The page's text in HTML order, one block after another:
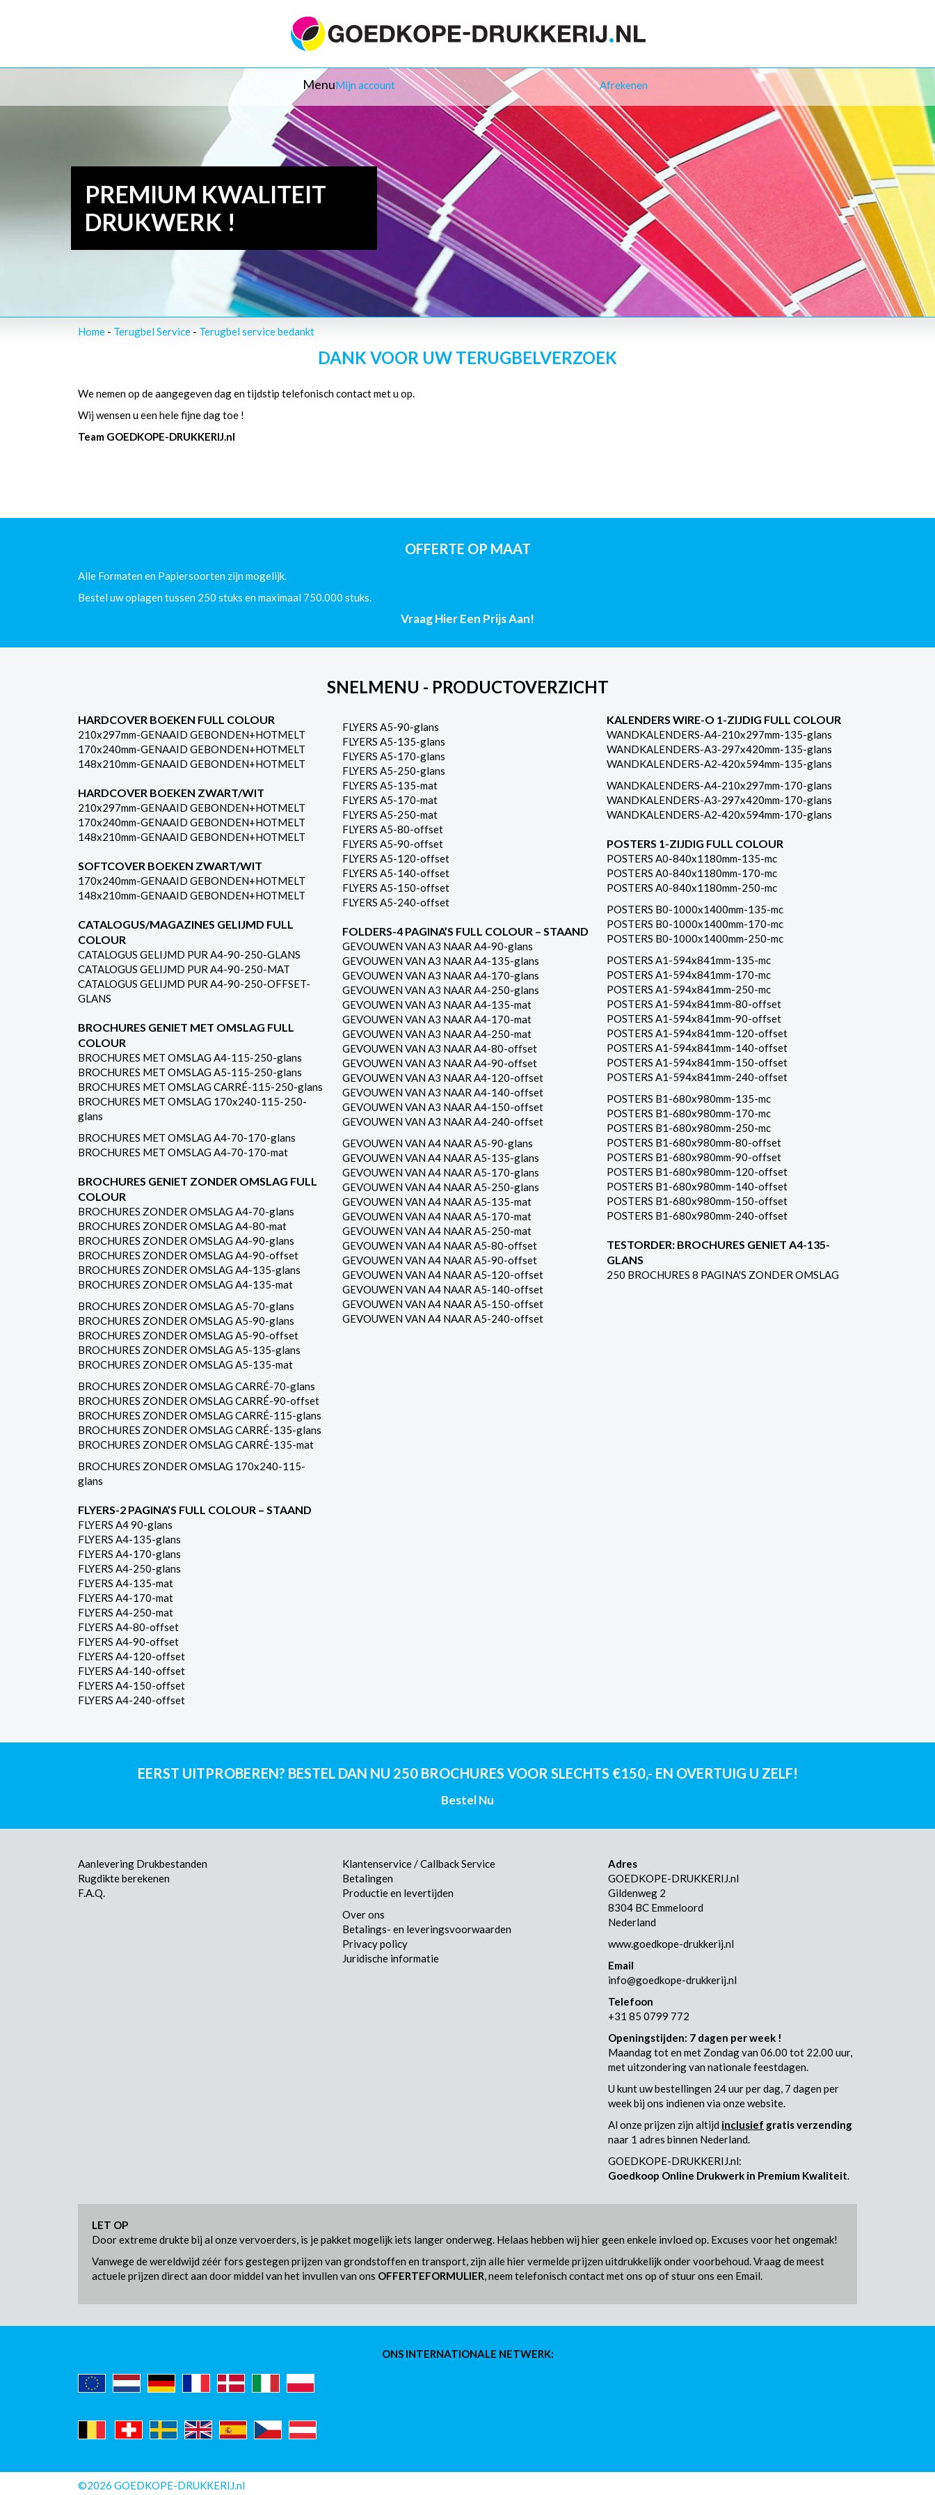
MenuMijn account Afrekenen
PREMIUM KWALITEIT
DRUKWERK !
Home - Terugbel Service - Terugbel service bedankt
DANK VOOR UW TERUGBELVERZOEK
We nemen op de aangegeven dag en tijdstip telefonisch contact met u op.
Wij wensen u een hele fijne dag toe !
Team GOEDKOPE-DRUKKERIJ.nl
OFFERTE OP MAAT
Alle Formaten en Papiersoorten zijn mogelijk.
Bestel uw oplagen tussen 250 stuks en maximaal 750.000 stuks.
Vraag Hier Een Prijs Aan!
SNELMENU - PRODUCTOVERZICHT
HARDCOVER BOEKEN FULL COLOUR
210x297mm-GENAAID GEBONDEN+HOTMELT
170x240mm-GENAAID GEBONDEN+HOTMELT
148x210mm-GENAAID GEBONDEN+HOTMELT
HARDCOVER BOEKEN ZWART/WIT
210x297mm-GENAAID GEBONDEN+HOTMELT
170x240mm-GENAAID GEBONDEN+HOTMELT
148x210mm-GENAAID GEBONDEN+HOTMELT
SOFTCOVER BOEKEN ZWART/WIT
170x240mm-GENAAID GEBONDEN+HOTMELT
148x210mm-GENAAID GEBONDEN+HOTMELT
CATALOGUS/MAGAZINES GELIJMD FULL
COLOUR
CATALOGUS GELIJMD PUR A4-90-250-GLANS
CATALOGUS GELIJMD PUR A4-90-250-MAT
CATALOGUS GELIJMD PUR A4-90-250-OFFSET-
GLANS
BROCHURES GENIET MET OMSLAG FULL
COLOUR
BROCHURES MET OMSLAG A4-115-250-glans
BROCHURES MET OMSLAG A5-115-250-glans
BROCHURES MET OMSLAG CARRÉ-115-250-glans
BROCHURES MET OMSLAG 170x240-115-250-
glans
BROCHURES MET OMSLAG A4-70-170-glans
BROCHURES MET OMSLAG A4-70-170-mat
BROCHURES GENIET ZONDER OMSLAG FULL
COLOUR
BROCHURES ZONDER OMSLAG A4-70-glans
BROCHURES ZONDER OMSLAG A4-80-mat
BROCHURES ZONDER OMSLAG A4-90-glans
BROCHURES ZONDER OMSLAG A4-90-offset
BROCHURES ZONDER OMSLAG A4-135-glans
BROCHURES ZONDER OMSLAG A4-135-mat
BROCHURES ZONDER OMSLAG A5-70-glans
BROCHURES ZONDER OMSLAG A5-90-glans
BROCHURES ZONDER OMSLAG A5-90-offset
BROCHURES ZONDER OMSLAG A5-135-glans
BROCHURES ZONDER OMSLAG A5-135-mat
BROCHURES ZONDER OMSLAG CARRÉ-70-glans
BROCHURES ZONDER OMSLAG CARRÉ-90-offset
BROCHURES ZONDER OMSLAG CARRÉ-115-glans
BROCHURES ZONDER OMSLAG CARRÉ-135-glans
BROCHURES ZONDER OMSLAG CARRÉ-135-mat
BROCHURES ZONDER OMSLAG 170x240-115-
glans
FLYERS-2 PAGINA’S FULL COLOUR – STAAND
FLYERS A4 90-glans
FLYERS A4-135-glans
FLYERS A4-170-glans
FLYERS A4-250-glans
FLYERS A4-135-mat
FLYERS A4-170-mat
FLYERS A4-250-mat
FLYERS A4-80-offset
FLYERS A4-90-offset
FLYERS A4-120-offset
FLYERS A4-140-offset
FLYERS A4-150-offset
FLYERS A4-240-offset
FLYERS A5-90-glans
FLYERS A5-135-glans
FLYERS A5-170-glans
FLYERS A5-250-glans
FLYERS A5-135-mat
FLYERS A5-170-mat
FLYERS A5-250-mat
FLYERS A5-80-offset
FLYERS A5-90-offset
FLYERS A5-120-offset
FLYERS A5-140-offset
FLYERS A5-150-offset
FLYERS A5-240-offset
FOLDERS-4 PAGINA’S FULL COLOUR – STAAND
GEVOUWEN VAN A3 NAAR A4-90-glans
GEVOUWEN VAN A3 NAAR A4-135-glans
GEVOUWEN VAN A3 NAAR A4-170-glans
GEVOUWEN VAN A3 NAAR A4-250-glans
GEVOUWEN VAN A3 NAAR A4-135-mat
GEVOUWEN VAN A3 NAAR A4-170-mat
GEVOUWEN VAN A3 NAAR A4-250-mat
GEVOUWEN VAN A3 NAAR A4-80-offset
GEVOUWEN VAN A3 NAAR A4-90-offset
GEVOUWEN VAN A3 NAAR A4-120-offset
GEVOUWEN VAN A3 NAAR A4-140-offset
GEVOUWEN VAN A3 NAAR A4-150-offset
GEVOUWEN VAN A3 NAAR A4-240-offset
GEVOUWEN VAN A4 NAAR A5-90-glans
GEVOUWEN VAN A4 NAAR A5-135-glans
GEVOUWEN VAN A4 NAAR A5-170-glans
GEVOUWEN VAN A4 NAAR A5-250-glans
GEVOUWEN VAN A4 NAAR A5-135-mat
GEVOUWEN VAN A4 NAAR A5-170-mat
GEVOUWEN VAN A4 NAAR A5-250-mat
GEVOUWEN VAN A4 NAAR A5-80-offset
GEVOUWEN VAN A4 NAAR A5-90-offset
GEVOUWEN VAN A4 NAAR A5-120-offset
GEVOUWEN VAN A4 NAAR A5-140-offset
GEVOUWEN VAN A4 NAAR A5-150-offset
GEVOUWEN VAN A4 NAAR A5-240-offset
KALENDERS WIRE-O 1-ZIJDIG FULL COLOUR
WANDKALENDERS-A4-210x297mm-135-glans
WANDKALENDERS-A3-297x420mm-135-glans
WANDKALENDERS-A2-420x594mm-135-glans
WANDKALENDERS-A4-210x297mm-170-glans
WANDKALENDERS-A3-297x420mm-170-glans
WANDKALENDERS-A2-420x594mm-170-glans
POSTERS 1-ZIJDIG FULL COLOUR
POSTERS A0-840x1180mm-135-mc
POSTERS A0-840x1180mm-170-mc
POSTERS A0-840x1180mm-250-mc
POSTERS B0-1000x1400mm-135-mc
POSTERS B0-1000x1400mm-170-mc
POSTERS B0-1000x1400mm-250-mc
POSTERS A1-594x841mm-135-mc
POSTERS A1-594x841mm-170-mc
POSTERS A1-594x841mm-250-mc
POSTERS A1-594x841mm-80-offset
POSTERS A1-594x841mm-90-offset
POSTERS A1-594x841mm-120-offset
POSTERS A1-594x841mm-140-offset
POSTERS A1-594x841mm-150-offset
POSTERS A1-594x841mm-240-offset
POSTERS B1-680x980mm-135-mc
POSTERS B1-680x980mm-170-mc
POSTERS B1-680x980mm-250-mc
POSTERS B1-680x980mm-80-offset
POSTERS B1-680x980mm-90-offset
POSTERS B1-680x980mm-120-offset
POSTERS B1-680x980mm-140-offset
POSTERS B1-680x980mm-150-offset
POSTERS B1-680x980mm-240-offset
TESTORDER: BROCHURES GENIET A4-135-
GLANS
250 BROCHURES 8 PAGINA'S ZONDER OMSLAG
EERST UITPROBEREN? BESTEL DAN NU 250 BROCHURES VOOR SLECHTS €150,- EN OVERTUIG U ZELF!
Bestel Nu
Aanlevering Drukbestanden
Rugdikte berekenen
F.A.Q.
Klantenservice / Callback Service
Betalingen
Productie en levertijden
Over ons
Betalings- en leveringsvoorwaarden
Privacy policy
Juridische informatie
Adres
GOEDKOPE-DRUKKERIJ.nl
Gildenweg 2
8304 BC Emmeloord
Nederland
www.goedkope-drukkerij.nl
Email
info@goedkope-drukkerij.nl
Telefoon
+31 85 0799 772
Openingstijden: 7 dagen per week !
Maandag tot en met Zondag van 06.00 tot 22.00 uur,
met uitzondering van nationale feestdagen.
U kunt uw bestellingen 24 uur per dag, 7 dagen per
week bij ons indienen via onze website.
Al onze prijzen zijn altijd inclusief gratis verzending
naar 1 adres binnen Nederland.
GOEDKOPE-DRUKKERIJ.nl:
Goedkoop Online Drukwerk in Premium Kwaliteit.
LET OP
Door extreme drukte bij al onze vervoerders, is je pakket mogelijk iets langer onderweg. Helaas hebben wij hier geen enkele invloed op. Excuses voor het ongemak!
Vanwege de wereldwijd zéér fors gestegen prijzen van grondstoffen en transport, zijn alle hier vermelde prijzen uitdrukkelijk onder voorbehoud. Vraag de meest
actuele prijzen direct aan door middel van het invullen van ons OFFERTEFORMULIER, neem telefonisch contact met ons op of stuur ons een Email.
ONS INTERNATIONALE NETWERK:
©2026 GOEDKOPE-DRUKKERIJ.nl